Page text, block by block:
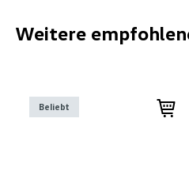
Weitere
Beliebt